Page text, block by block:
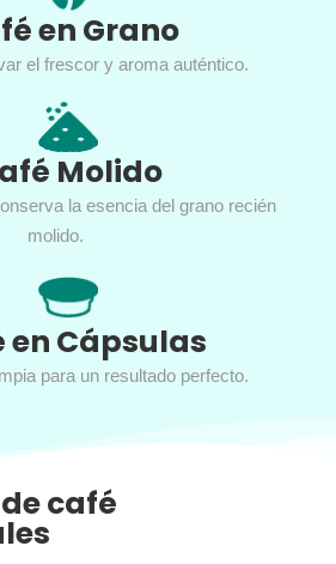
en Grano
el frescor y aroma auténtico.
Molido
la esencia del grano recién
molido.
en Cápsulas
para un resultado perfecto.
café